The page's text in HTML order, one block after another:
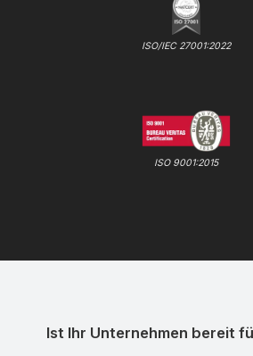
ISO/IEC 27001:2022
ISO 9001:2015
Ist Ihr Unternehmen bereit